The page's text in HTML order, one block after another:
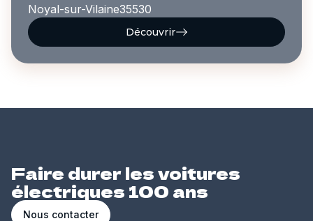
Noyal-sur-Vilaine35530
Découvrir
Faire durer les voitures
électriques 100 ans
Nous contacter